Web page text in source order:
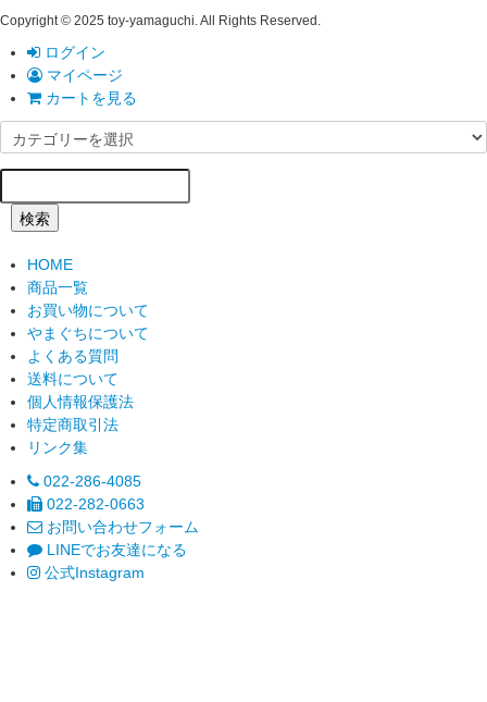
Copyright © 2025 toy-yamaguchi. All Rights Reserved.
ログイン
マイページ
カートを見る
検索
HOME
商品一覧
お買い物について
やまぐちについて
よくある質問
送料について
個人情報保護法
特定商取引法
リンク集
022-286-4085
022-282-0663
お問い合わせフォーム
LINEでお友達になる
公式Instagram